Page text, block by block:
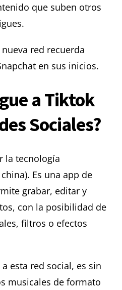
que suben otros
red recuerda
en sus inicios.
a Tiktok
Sociales?
la tecnología
Es una app de
grabar, editar y
con la posibilidad de
filtros o efectos
esta red social, es sin
musicales de formato